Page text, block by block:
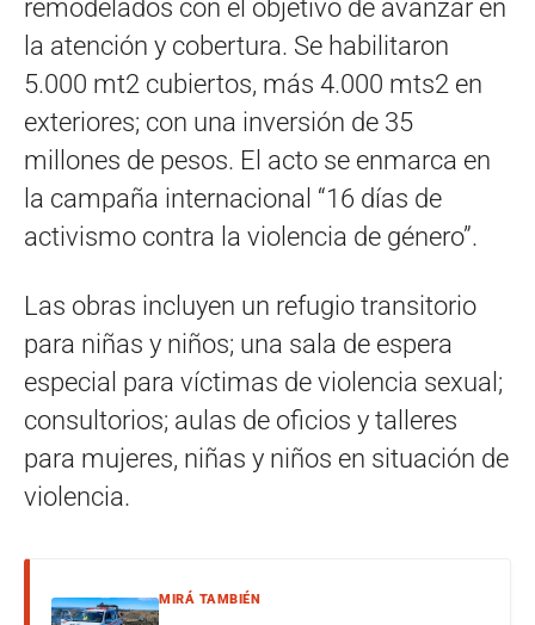
remodelados con el objetivo de avanzar en
la atención y cobertura. Se habilitaron
5.000 mt2 cubiertos, más 4.000 mts2 en
exteriores; con una inversión de 35
millones de pesos. El acto se enmarca en
la campaña internacional “16 días de
activismo contra la violencia de género”.
Las obras incluyen un refugio transitorio
para niñas y niños; una sala de espera
especial para víctimas de violencia sexual;
consultorios; aulas de oficios y talleres
para mujeres, niñas y niños en situación de
violencia.
MIRÁ TAMBIÉN